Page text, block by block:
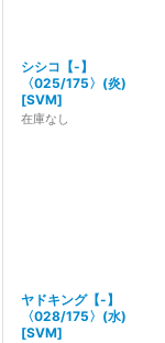
シシコ【-】
〈025/175〉(炎)
[SVM]
在庫なし
ヤドキング【-】
〈028/175〉(水)
[SVM]